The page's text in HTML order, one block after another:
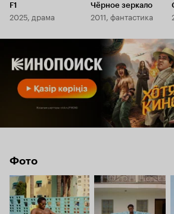
F1
2025, драма
Чёрное зеркало
2011, фантастика
Фото